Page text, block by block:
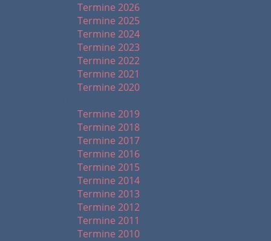
Termine 2026
Termine 2025
Termine 2024
Termine 2023
Termine 2022
Termine 2021
Termine 2020
Termine 2019
Termine 2018
Termine 2017
Termine 2016
Termine 2015
Termine 2014
Termine 2013
Termine 2012
Termine 2011
Termine 2010